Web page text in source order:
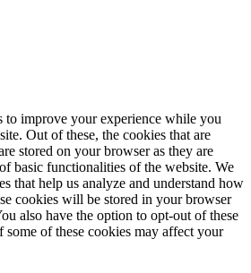
to improve your experience while you
Out of these, the cookies that are
stored on your browser as they are
basic functionalities of the website. We
that help us analyze and understand how
cookies will be stored in your browser
also have the option to opt-out of these
of these cookies may affect your